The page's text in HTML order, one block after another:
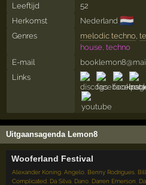
Leeftijd
52
Herkomst
Nederland 🇳🇱
Genres melodic techno,
house, techno
E-mail
Links
Uitgaansagenda Lemon8
Wooferland Festival
Alexander Koning ,Angelo Benny Rodrigues
Complicated Da Silva Dano Darren Emerson